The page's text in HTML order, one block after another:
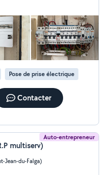
Pose de prise électrique
Contacter
Auto-entrepreneur
multiserv)
Jean-du-Falga)